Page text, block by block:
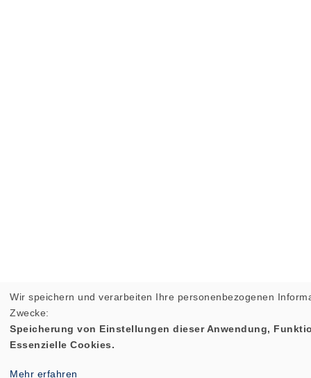
Wir speichern und verarbeiten Ihre personenbezogenen
Zwecke:
Speicherung von Einstellungen dieser Anwendung,
Essenzielle Cookies.
Mehr erfahren